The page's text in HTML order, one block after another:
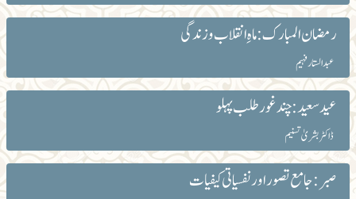
رمضان المبارک: ماہِ انقلاب و زندگی
عبدالستار فہیم
عیدسعید: چند غورطلب پہلو
ڈاکٹر بشریٰ تسنیم
صبر: جامع تصور اور نفسیاتی کیفیات